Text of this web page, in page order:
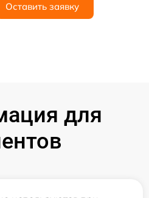
Оставить заявку
для